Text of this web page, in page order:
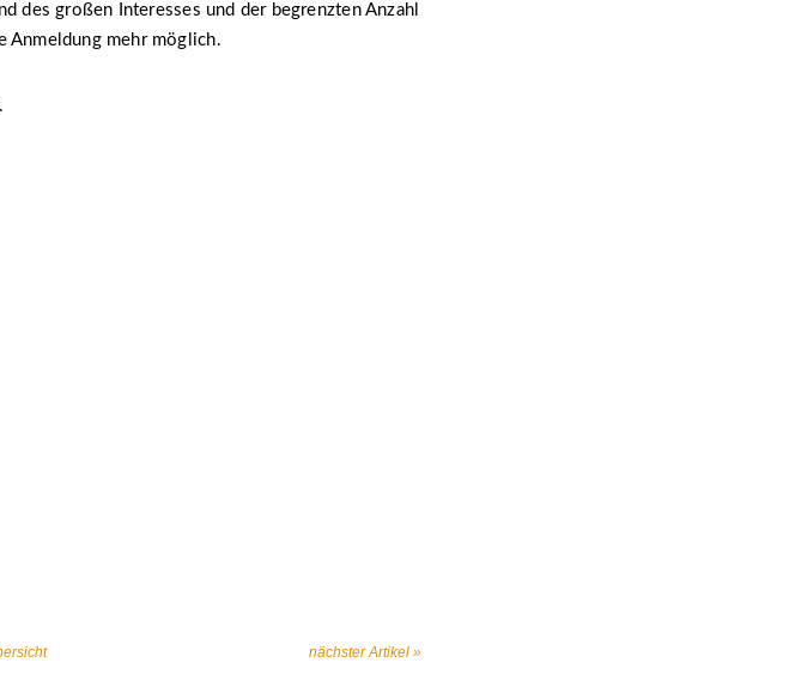
des großen Interesses und der begrenzten Anzahl
Anmeldung mehr möglich.
nächster Artikel »